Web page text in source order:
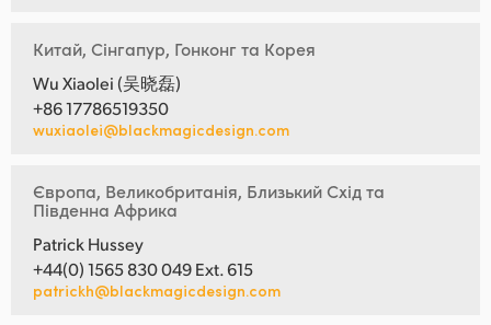
Китай, Сінгапур, Гонконг та Корея
Wu Xiaolei (吴晓磊)
+86 17786519350
wuxiaolei@blackmagicdesign.com
Європа, Великобританія, Близький Схід та
Південна Африка
Patrick Hussey
+44(0) 1565 830 049 Ext. 615
patrickh@blackmagicdesign.com